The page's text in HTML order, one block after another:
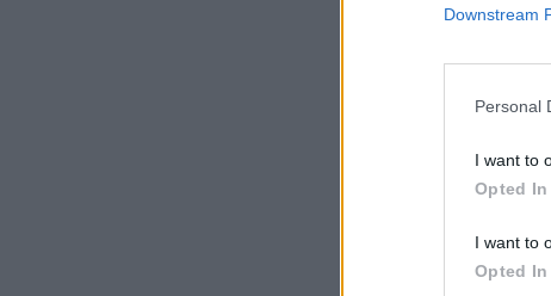
Downstream
Personal
I want to
Opted In
I want to
Opted In